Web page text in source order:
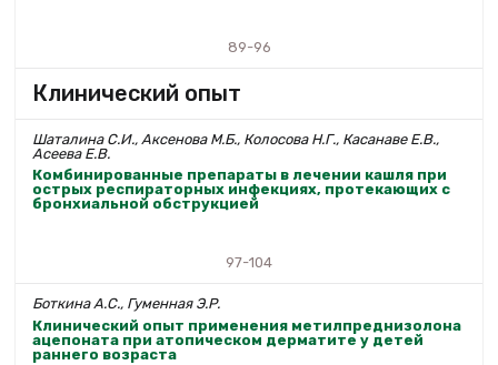
89-96
Клинический опыт
Шаталина С.И., Аксенова М.Б., Колосова Н.Г., Касанаве Е.В.,
Асеева Е.В.
Комбинированные препараты в лечении кашля при
острых респираторных инфекциях, протекающих с
бронхиальной обструкцией
97-104
Боткина А.С., Гуменная Э.Р.
Клинический опыт применения метилпреднизолона
ацепоната при атопическом дерматите у детей
раннего возраста